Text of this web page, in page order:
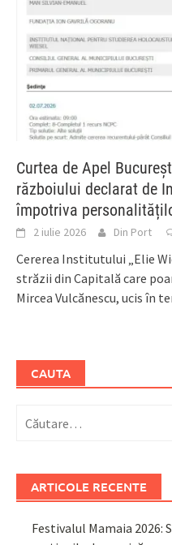
Curtea de Apel
războiului declarat de
împotriva
2 iulie 2026 Din Port
Cererea Institutului „Elie
străzii din Capitală care
Mircea Vulcănescu, ucis în
CAUTA
după:
ARTICOLE RECENTE
Festivalul Mamaia